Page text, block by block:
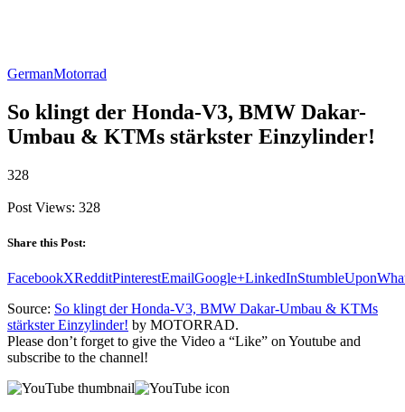
GermanMotorrad
So klingt der Honda-V3, BMW Dakar-
Umbau & KTMs stärkster Einzylinder!
328
Post Views: 328
Share this Post:
FacebookXRedditPinterestEmailGoogle+LinkedInStumbleUpon
Source: So klingt der Honda-V3, BMW Dakar-Umbau & KTMs
stärkster Einzylinder! by MOTORRAD.
Please don’t forget to give the Video a “Like” on Youtube and
subscribe to the channel!